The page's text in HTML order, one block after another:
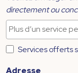
directement ou
Services offerts
Adresse